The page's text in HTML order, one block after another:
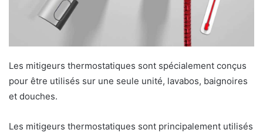
Les mitigeurs thermostatiques sont spécialement conçus
pour être utilisés sur une seule unité, lavabos, baignoires
et douches.
Les mitigeurs thermostatiques sont principalement utilisés